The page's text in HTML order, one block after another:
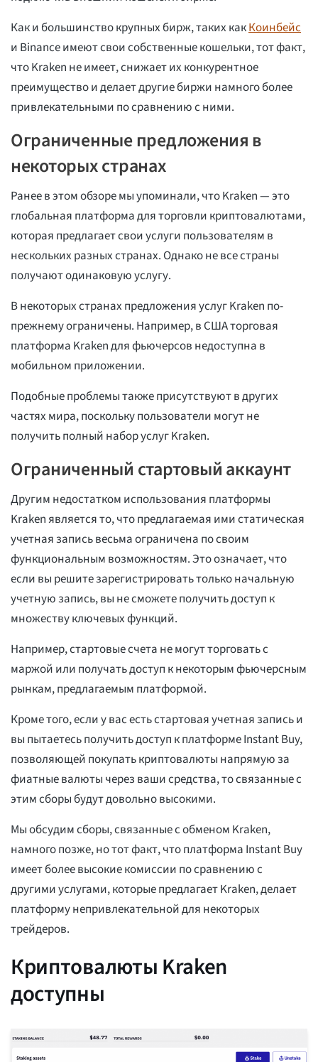
Как и большинство крупных бирж, таких какКоинбейс
и Binance имеют свои собственные кошельки, тот факт,
что Kraken не имеет, снижает их конкурентное
преимущество и делает другие биржи намного более
привлекательными по сравнению с ними.
Ограниченные предложения в
некоторых странах
Ранее в этом обзоре мы упоминали, что Kraken — это
глобальная платформа для торговли криптовалютами,
которая предлагает свои услуги пользователям в
нескольких разных странах. Однако не все страны
получают одинаковую услугу.
В некоторых странах предложения услуг Kraken по-
прежнему ограничены. Например, в США торговая
платформа Kraken для фьючерсов недоступна в
мобильном приложении.
Подобные проблемы также присутствуют в других
частях мира, поскольку пользователи могут не
получить полный набор услуг Kraken.
Ограниченный стартовый аккаунт
Другим недостатком использования платформы
Kraken является то, что предлагаемая ими статическая
учетная запись весьма ограничена по своим
функциональным возможностям. Это означает, что
если вы решите зарегистрировать только начальную
учетную запись, вы не сможете получить доступ к
множеству ключевых функций.
Например, стартовые счета не могут торговать с
маржой или получать доступ к некоторым фьючерсным
рынкам, предлагаемым платформой.
Кроме того, если у вас есть стартовая учетная запись и
вы пытаетесь получить доступ к платформе Instant Buy,
позволяющей покупать криптовалюты напрямую за
фиатные валюты через ваши средства, то связанные с
этим сборы будут довольно высокими.
Мы обсудим сборы, связанные с обменом Kraken,
намного позже, но тот факт, что платформа Instant Buy
имеет более высокие комиссии по сравнению с
другими услугами, которые предлагает Kraken, делает
платформу непривлекательной для некоторых
трейдеров.
Криптовалюты Kraken
доступны